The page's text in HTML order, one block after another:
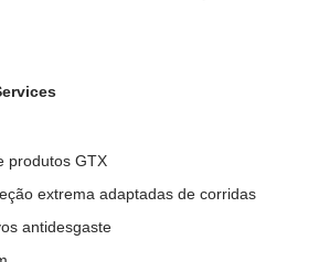
produtos GTX
extrema adaptadas de corridas
antidesgaste